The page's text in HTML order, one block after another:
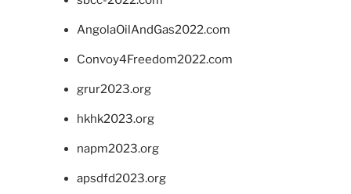
AngolaOilAndGas2022.com
Convoy4Freedom2022.com
grur2023.org
hkhk2023.org
napm2023.org
apsdfd2023.org